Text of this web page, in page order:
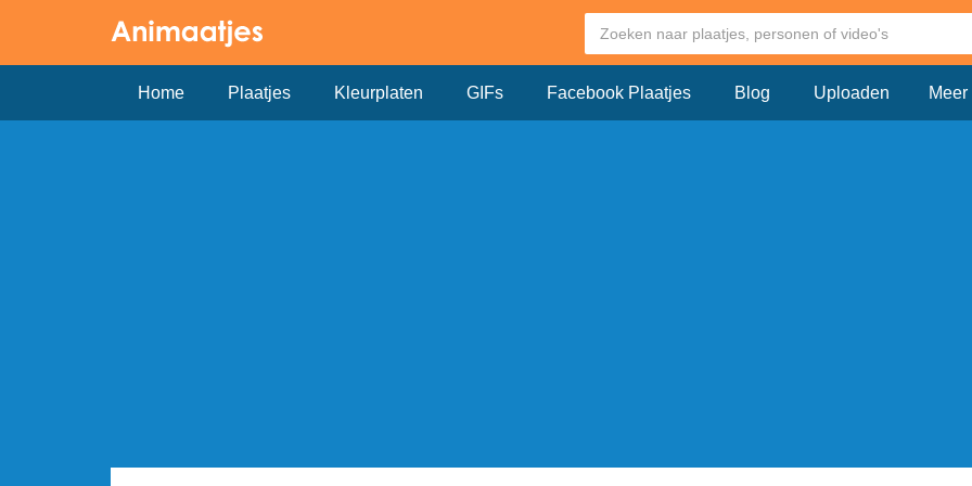
Home Plaatjes Kleurplaten GIFs Facebook Plaatjes Blog Uploaden Meer